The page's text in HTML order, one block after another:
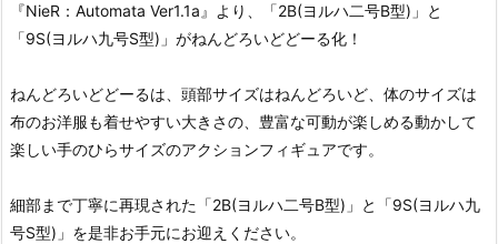
『NieR：Automata Ver1.1a』より、「2B(ヨルハ二号B型)」と
「9S(ヨルハ九号S型)」がねんどろいどどーる化！
ねんどろいどどーるは、頭部サイズはねんどろいど、体のサイズは
布のお洋服も着せやすい大きさの、豊富な可動が楽しめる動かして
楽しい手のひらサイズのアクションフィギュアです。
細部まで丁寧に再現された「2B(ヨルハ二号B型)」と「9S(ヨルハ九
号S型)」を是非お手元にお迎えください。